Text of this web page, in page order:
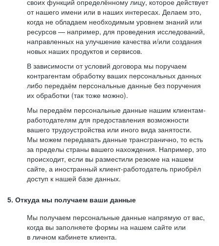
своих функций определённому лицу, которое действует
от нашего имени или в наших интересах. Делаем это,
когда не обладаем необходимым уровнем знаний или
ресурсов — например, для проведения исследований,
направленных на улучшение качества и/или создания
новых наших продуктов и сервисов.
В зависимости от условий договора мы поручаем
контрагентам обработку ваших персональных данных
либо передаём персональные данные без поручения
их обработки (так тоже можно).
Мы передаём персональные данные нашим клиентам-
работодателям для предоставления возможности
вашего трудоустройства или иного вида занятости.
Мы можем передавать данные трансгранично, то есть
за пределы страны вашего нахождения. Например, это
происходит, если вы разместили резюме на нашем
сайте, а иностранный клиент-работодатель приобрёл
доступ к нашей базе данных.
5. Откуда мы получаем ваши данные
Мы получаем персональные данные напрямую от вас,
когда вы заполняете формы на нашем сайте или
в личном кабинете клиента.